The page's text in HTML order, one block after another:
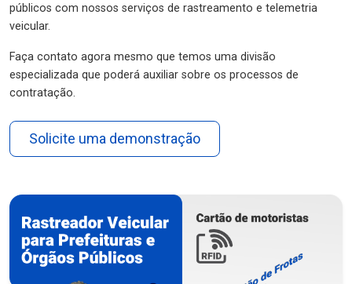
públicos com nossos serviços de rastreamento e telemetria
veicular.
Faça contato agora mesmo que temos uma divisão
especializada que poderá auxiliar sobre os processos de
contratação.
Solicite uma demonstração